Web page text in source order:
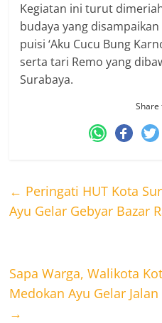
Kegiatan ini turut
budaya yang
puisi ‘Aku Cucu Bung
serta tari Remo yang
Surabaya.
← Peringati HUT Kota
Ayu Gelar Gebyar Bazar
Sapa Warga, Walikota
Medokan Ayu Gelar
→